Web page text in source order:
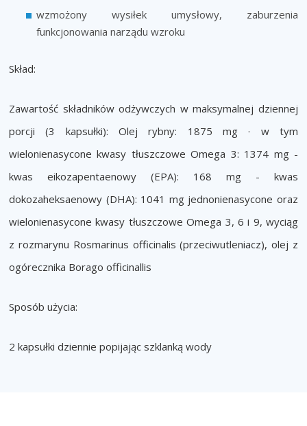
wzmożony wysiłek umysłowy, zaburzenia
funkcjonowania narządu wzroku
Skład:
Zawartość składników odżywczych w maksymalnej dziennej
porcji (3 kapsułki): Olej rybny: 1875 mg · w tym
wielonienasycone kwasy tłuszczowe Omega 3: 1374 mg -
kwas eikozapentaenowy (EPA): 168 mg - kwas
dokozaheksaenowy (DHA): 1041 mg jednonienasycone oraz
wielonienasycone kwasy tłuszczowe Omega 3, 6 i 9, wyciąg
z rozmarynu Rosmarinus officinalis (przeciwutleniacz), olej z
ogórecznika Borago officinallis
Sposób użycia:
2 kapsułki dziennie popijając szklanką wody